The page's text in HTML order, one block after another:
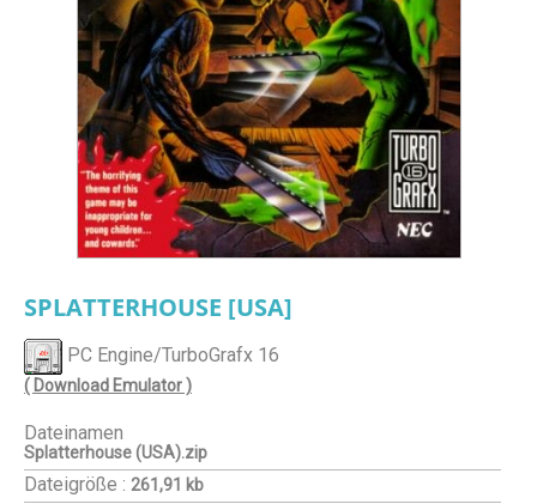
SPLATTERHOUSE [USA]
PC Engine/TurboGrafx 16
( Download Emulator )
Dateinamen
Splatterhouse (USA).zip
Dateigröße : 261,91 kb